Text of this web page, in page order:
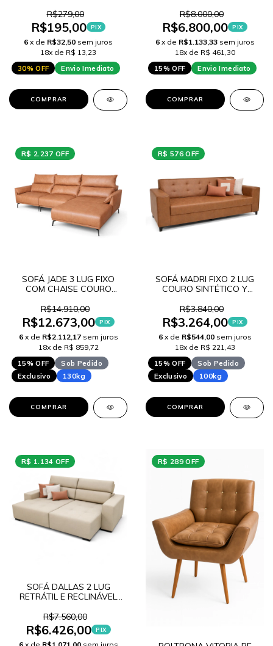
R$279,00
R$195,00 PIX
6 x de R$32,50 sem juros
18x de R$ 13,23
30% OFF
Envio Imediato
COMPRAR
R$8.000,00
R$6.800,00 PIX
6 x de R$1.133,33 sem juros
18x de R$ 461,30
15% OFF
Envio Imediato
COMPRAR
R$ 2.237 OFF
SOFÁ JADE 3 LUG FIXO
COM CHAISE COURO
LANÇAMENTO
R$14.910,00
R$12.673,00 PIX
6 x de R$2.112,17 sem juros
18x de R$ 859,72
15% OFF
Sob Pedido
Exclusivo
130kg
COMPRAR
R$ 576 OFF
SOFÁ MADRI FIXO 2 LUG
COURO SINTÉTICO Y
R$3.840,00
R$3.264,00 PIX
6 x de R$544,00 sem juros
18x de R$ 221,43
15% OFF
Sob Pedido
Exclusivo
100kg
COMPRAR
R$ 1.134 OFF
SOFÁ DALLAS 2 LUG
RETRÁTIL E RECLINÁVEL
LANÇAMENTO
R$7.560,00
R$6.426,00 PIX
R$ 289 OFF